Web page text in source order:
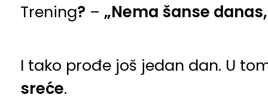
Trening? – „Nema šanse
I tako prođe još jedan dan. U
sreće.